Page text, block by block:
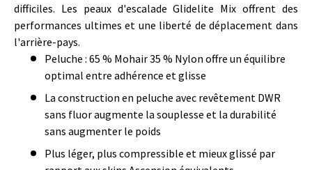
difficiles. Les peaux d'escalade Glidelite Mix offrent des
performances ultimes et une liberté de déplacement dans
l'arrière-pays.
Caractéristiques des peaux d'escalade Glidelite Mix Splitboard
Peluche : 65 % Mohair 35 % Nylon offre un équilibre
optimal entre adhérence et glisse
La construction en peluche avec revêtement DWR
sans fluor augmente la souplesse et la durabilité
sans augmenter le poids
Plus léger, plus compressible et mieux glissé par